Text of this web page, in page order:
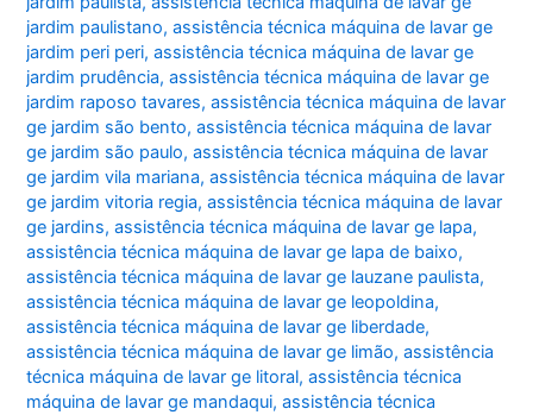
jardim paulistano,assistência técnica máquina de lavar ge
jardim peri peri,assistência técnica máquina de lavar ge
jardim prudência,assistência técnica máquina de lavar ge
jardim raposo tavares,assistência técnica máquina de lavar
ge jardim são bento,assistência técnica máquina de lavar
ge jardim são paulo,assistência técnica máquina de lavar
ge jardim vila mariana,assistência técnica máquina de lavar
ge jardim vitoria regia,assistência técnica máquina de lavar
ge jardins,assistência técnica máquina de lavar ge lapa,
assistência técnica máquina de lavar ge lapa de baixo,
assistência técnica máquina de lavar ge lauzane paulista,
assistência técnica máquina de lavar ge leopoldina,
assistência técnica máquina de lavar ge liberdade,
assistência técnica máquina de lavar ge limão,assistência
técnica máquina de lavar ge litoral,assistência técnica
máquina de lavar ge mandaqui,assistência técnica